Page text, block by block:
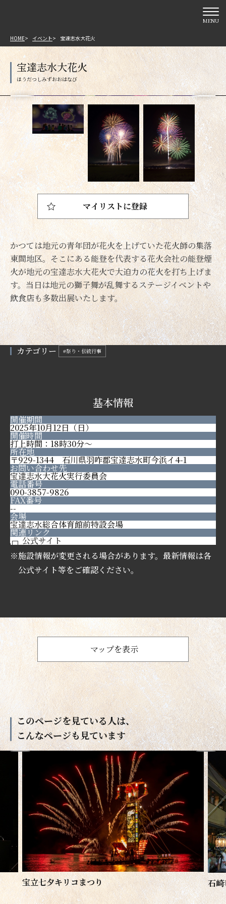
MENU
HOME イベント 宝達志水大花火
宝達志水大花火
かつては地元の青年団が花火を上げていた花火師の集落
東間地区。そこにある能登を代表する花火会社の能登煙
火が地元の宝達志水大花火で大迫力の花火を打ち上げま
す。当日は地元の獅子舞が乱舞するステージイベントや
飲食店も多数出展いたします。
マイリストに登録
カテゴリー #祭り・伝統行事
基本情報
開催期間
2025年10月12日（日）
開催時間
打上時間：18時30分～
所在地
〒929-1344 石川県羽咋郡宝達志水町今浜イ4-1
お問い合わせ先
宝達志水大花火実行委員会
電話番号
090-3857-9826
FAX番号
--
会場
宝達志水総合体育館前特設会場
関連リンク
公式サイト
※施設情報が変更される場合があります。最新情報は各
公式サイト等をご確認ください。
マップを表示
このページを見ている人は、
こんなページも見ています
宝立七夕キリコまつり 石